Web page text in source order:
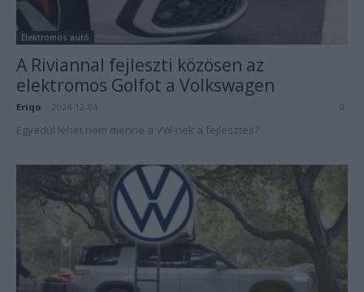
Elektromos autó
A Riviannal fejleszti közösen az
elektromos Golfot a Volkswagen
Eriqo 2024-12-04 0
Egyedül lehet nem menne a VW-nek a fejlesztés?